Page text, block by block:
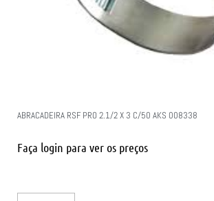
ABRACADEIRA RSF PRO 2.1/2 X 3 C/50 AKS 008338
Faça login para ver os preços